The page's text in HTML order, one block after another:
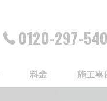
0120-297-540
料金 施工事